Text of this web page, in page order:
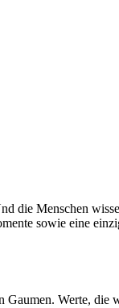
die Menschen
sowie eine
Gaumen. Werte, die